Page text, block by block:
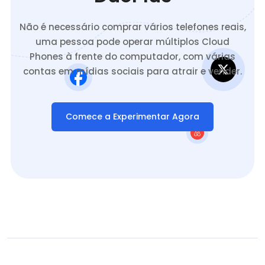
Não é necessário comprar vários telefones reais,
uma pessoa pode operar múltiplos Cloud
Phones à frente do computador, com várias
contas em mídias sociais para atrair e vender.
Comece a Experimentar Agora